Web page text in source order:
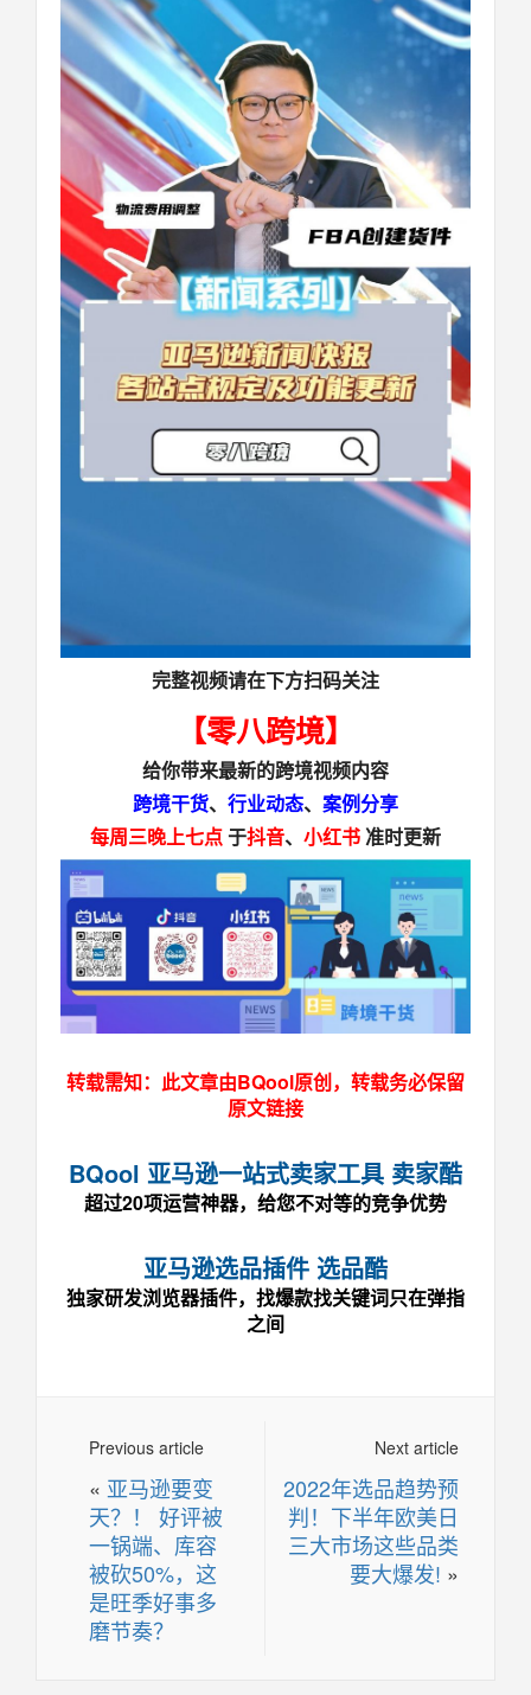
完整视频请在下方扫码关注
【零八跨境】
给你带来最新的跨境视频内容
跨境干货、 行业动态、 案例分享
每周三晚上七点 于抖音、 小红书 准时更新
转载需知：此文章由BQool原创，转载务必保留
原文链接
BQool 亚马逊一站式卖家工具 卖家酷
超过20项运营神器，给您不对等的竞争优势
亚马逊选品插件 选品酷
独家研发浏览器插件，找爆款找关键词只在弹指
之间
Next article
2022年选品趋势预
判！下半年欧美日
三大市场这些品类
要大爆发! »
Previous article
« 亚马逊要变
天？！ 好评被
一锅端、库容
被砍50%，这
是旺季好事多
磨节奏？